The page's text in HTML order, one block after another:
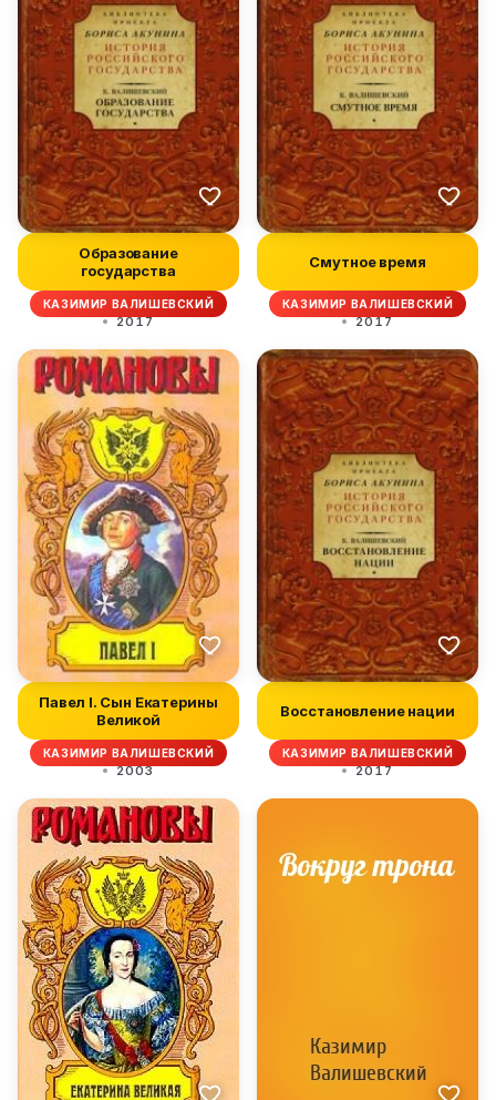
Образование
государства
КАЗИМИР ВАЛИШЕВСКИЙ
2017
Смутное время
КАЗИМИР ВАЛИШЕВСКИЙ
2017
Павел I. Сын Екатерины
Великой
КАЗИМИР ВАЛИШЕВСКИЙ
2003
Восстановление нации
КАЗИМИР ВАЛИШЕВСКИЙ
2017